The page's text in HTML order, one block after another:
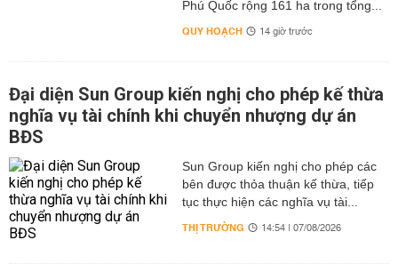
Phú Quốc rộng 161 ha trong tổng...
QUY HOẠCH 14 giờ trước
Đại diện Sun Group kiến nghị cho phép kế thừa
nghĩa vụ tài chính khi chuyển nhượng dự án
BĐS
Sun Group kiến nghị cho phép các
bên được thỏa thuận kế thừa, tiếp
tục thực hiện các nghĩa vụ tài...
THỊ TRƯỜNG 14:54 | 07/08/2026